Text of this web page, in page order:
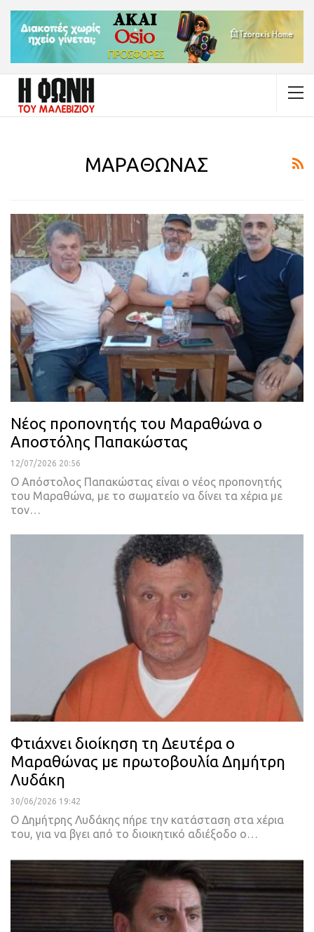
ΜΑΡΑΘΩΝΑΣ
Νέος προπονητής του Μαραθώνα ο
Αποστόλης Παπακώστας
12/07/2026 20:56
Ο Απόστολος Παπακώστας είναι ο νέος προπονητής
του Μαραθώνα, με το σωματείο να δίνει τα χέρια με
τον…
Φτιάχνει διοίκηση τη Δευτέρα ο
Μαραθώνας με πρωτοβουλία Δημήτρη
Λυδάκη
30/06/2026 19:42
Ο Δημήτρης Λυδάκης πήρε την κατάσταση στα χέρια
του, για να βγει από το διοικητικό αδιέξοδο ο…